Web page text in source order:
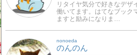
リタイヤ気分で好きなデザ
働いてます。はてなブック
ますと励みになりま…
nonoeda
のんのん